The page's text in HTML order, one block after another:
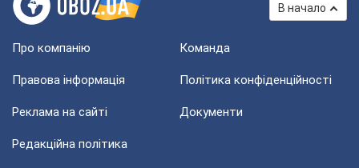
В начало
Про компанію Команда
Правова інформація Політика конфіденційності
Реклама на сайті Документи
Редакційна політика